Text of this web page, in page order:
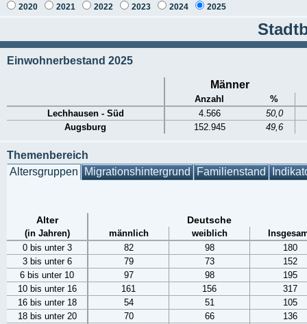
2020
2021 2022 2023 2024 2025
Einwohnerbestand 2025
Männer
Anzahl
%
Lechhausen - Süd
4.566
50,0
Augsburg
152.945 49,6
Themenbereich
Altersgruppen Migrationshintergrund Familienstand
Alter Deutsche
(in Jahren) männlich weiblich
0 bis unter 3
82 98
180
3 bis unter 6
79 73
152
6 bis unter 10
97 98
195
10 bis unter 16
161 156
317
16 bis unter 18
54 51
105
18 bis unter 20
70 66
136